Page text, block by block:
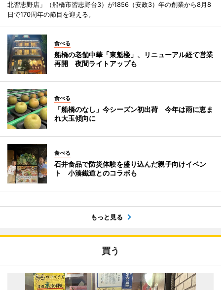
北習志野店」（船橋市習志野台3）が1856（安政3）年の創業から8月8
日で170周年の節目を迎える。
食べる
船橋の老舗中華「東魁楼」、リニューアル経て営業
再開 夜間ライトアップも
食べる
「船橋のなし」今シーズン初出荷 今年は雨に恵ま
れ大玉傾向に
食べる
石井食品で防災体験を盛り込んだ親子向けイベン
ト 小湊鐵道とのコラボも
もっと見る
買う